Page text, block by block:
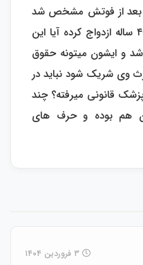
بعد از فوتش مشخص شد
که ۲۰ روز قبل فوتش با خانم ۴۵ ساله ازدواج کرده آیا این
و ایشون میتونه حقوق
وی شریک شود نباید در
قانونی میرفته؟ چند
هم بوده و حرف های